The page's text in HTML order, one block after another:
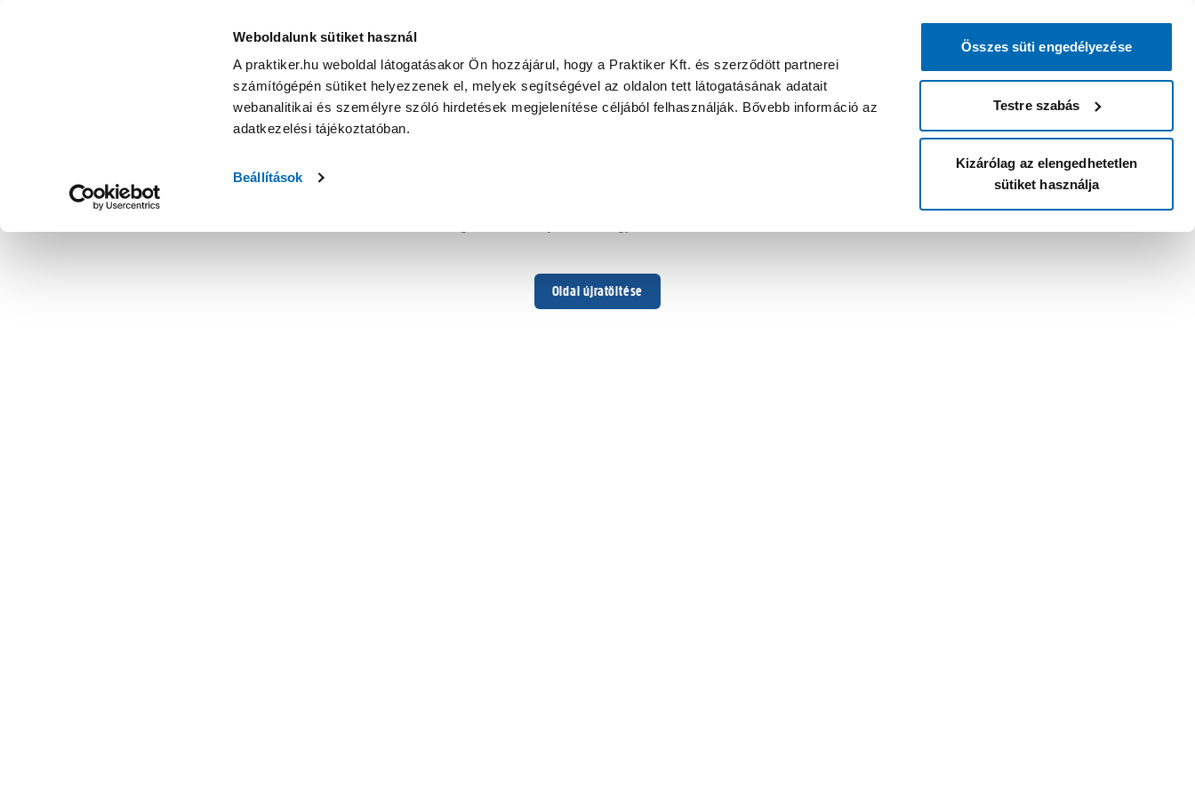
Weboldalunk sütiket használ
A praktiker.hu weboldal látogatásakor Ön hozzájárul, hogy a Praktiker Kft. és szerződött partnerei
számítógépén sütiket helyezzenek el, melyek segítségével az oldalon tett látogatásának adatait
webanalitikai és személyre szóló hirdetések megjelenítése céljából felhasználják. Bővebb információ az
adatkezelési tájékoztatóban.
Beállítások
Összes süti engedélyezése
Testre szabás
Kizárólag az elengedhetetlen
sütiket használja
Oldal újratöltése